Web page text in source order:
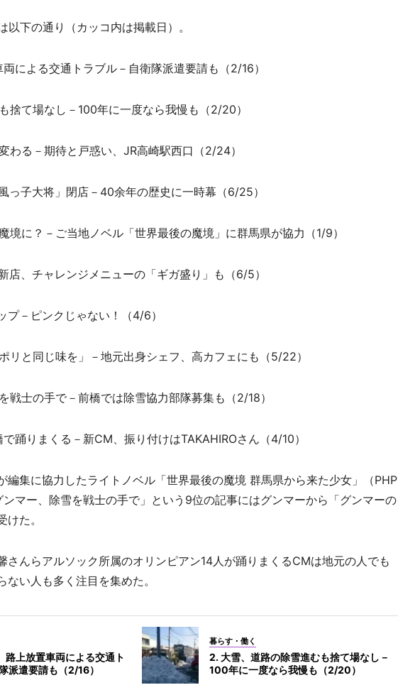
下の通り（カッコ内は掲載日）。
による交通トラブル－自衛隊派遣要請も（2/16）
捨て場なし－100年に一度なら我慢も（2/20）
わる－期待と戸惑い、JR高崎駅西口（2/24）
っ子大将」閉店－40余年の歴史に一時幕（6/25）
境に？－ご当地ノベル「世界最後の魔境」に群馬県が協力（1/9）
店、チャレンジメニューの「ギガ盛り」も（6/5）
プ－ピンクじゃない！（4/6）
リと同じ味を」－地元出身シェフ、高カフェにも（5/22）
戦士の手で－前橋では除雪協力部隊募集も（2/18）
踊りまくる－新CM、振り付けはTAKAHIROさん（4/10）
集に協力したライトノベル「世界最後の魔境 群馬県から来た少女」（PHP
マー、除雪を戦士の手で」という9位の記事にはグンマーから「グンマーの
た。
んらアルソック所属のオリンピアン14人が踊りまくるCMは地元の人でも
い人も多く注目を集めた。
路上放置車両による交通ト
派遣要請も（2/16）
暮らす・働く
2. 大雪、道路の除雪進むも捨て場なし－
100年に一度なら我慢も（2/20）